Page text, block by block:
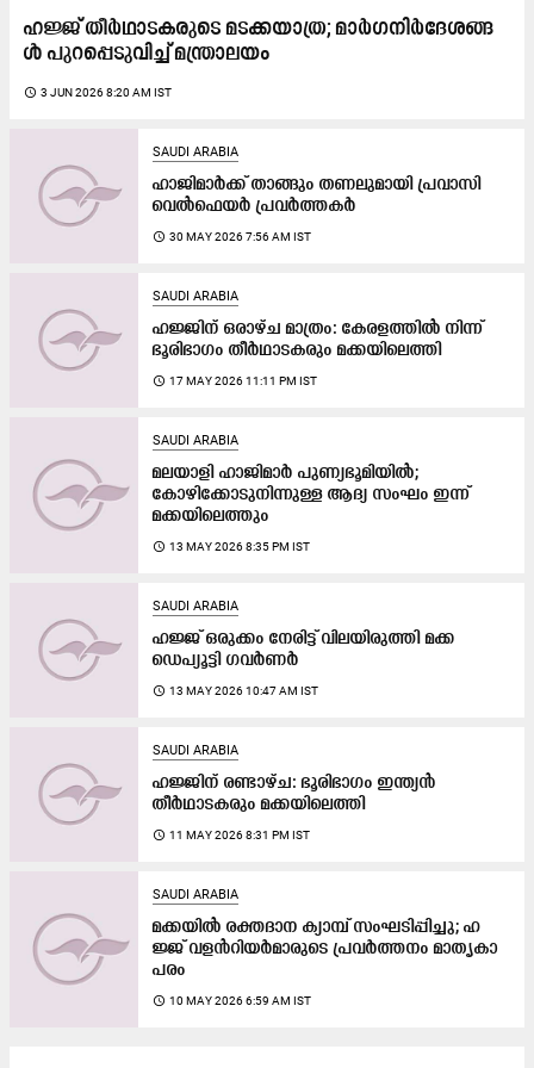
ഹ​ജ്ജ് തീ​ർ​ഥാ​ട​ക​രു​ടെ മ​ട​ക്ക​യാ​ത്ര; മാ​ർ​ഗ​നി​ർ​ദേ​ശ​ങ്ങ​
ൾ പു​റ​പ്പെ​ടു​വി​ച്ച് മ​ന്ത്രാ​ല​യം
access_time 3 JUN 2026 8:20 AM IST
SAUDI ARABIA
ഹാജിമാർക്ക് താങ്ങും തണലുമായി പ്രവാസി
വെല്‍ഫെയര്‍ പ്രവർത്തകർ
access_time 30 MAY 2026 7:56 AM IST
SAUDI ARABIA
ഹജ്ജിന് ഒരാഴ്ച മാത്രം: കേരളത്തിൽ നിന്ന്​
ഭൂരിഭാഗം തീർഥാടകരും മക്കയിലെത്തി
access_time 17 MAY 2026 11:11 PM IST
SAUDI ARABIA
മലയാളി ഹാജിമാർ പുണ്യഭൂമിയിൽ;
കോഴിക്കോടുനിന്നുള്ള ആദ്യ സംഘം ഇന്ന്
മക്കയിലെത്തും
access_time 13 MAY 2026 8:35 PM IST
SAUDI ARABIA
ഹജ്ജ് ഒരുക്കം നേരിട്ട് വിലയിരുത്തി മക്ക
ഡെപ്യൂട്ടി ഗവർണർ
access_time 13 MAY 2026 10:47 AM IST
SAUDI ARABIA
ഹജ്ജിന് രണ്ടാഴ്ച: ഭൂരിഭാഗം ഇന്ത്യൻ
തീർഥാടകരും മക്കയിലെത്തി
access_time 11 MAY 2026 8:31 PM IST
SAUDI ARABIA
മ​ക്ക​യി​ൽ ര​ക്ത​ദാ​ന ക്യാ​മ്പ് സം​ഘ​ടി​പ്പി​ച്ചു; ഹ​
ജ്ജ് വ​ള​ൻ​റി​യ​ർ​മാ​രു​ടെ പ്ര​വ​ർ​ത്ത​നം മാ​തൃ​കാ​
പ​രം
access_time 10 MAY 2026 6:59 AM IST